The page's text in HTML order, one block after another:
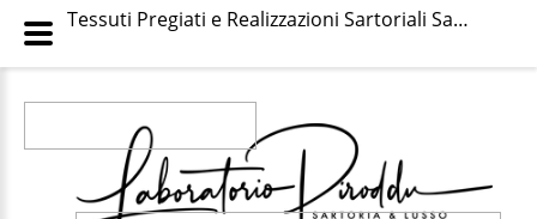
Tessuti Pregiati e Realizzazioni Sartoriali Sarde | Laboratorio Piroddu